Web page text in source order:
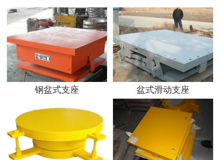
钢盆式支座 盆式滑动支座